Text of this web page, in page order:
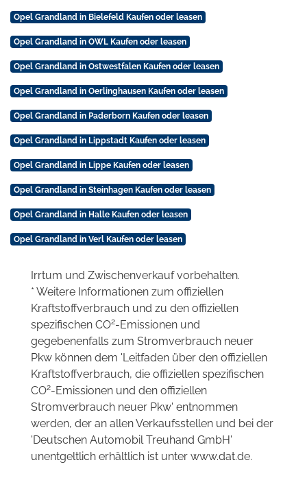
Opel Grandland in Bielefeld Kaufen oder leasen
Opel Grandland in OWL Kaufen oder leasen
Opel Grandland in Ostwestfalen Kaufen oder leasen
Opel Grandland in Oerlinghausen Kaufen oder leasen
Opel Grandland in Paderborn Kaufen oder leasen
Opel Grandland in Lippstadt Kaufen oder leasen
Opel Grandland in Lippe Kaufen oder leasen
Opel Grandland in Steinhagen Kaufen oder leasen
Opel Grandland in Halle Kaufen oder leasen
Opel Grandland in Verl Kaufen oder leasen
Irrtum und Zwischenverkauf vorbehalten.
* Weitere Informationen zum offiziellen
Kraftstoffverbrauch und zu den offiziellen
spezifischen CO2-Emissionen und
gegebenenfalls zum Stromverbrauch neuer
Pkw können dem 'Leitfaden über den offiziellen
Kraftstoffverbrauch, die offiziellen spezifischen
CO2-Emissionen und den offiziellen
Stromverbrauch neuer Pkw' entnommen
werden, der an allen Verkaufsstellen und bei der
'Deutschen Automobil Treuhand GmbH'
unentgeltlich erhältlich ist unter www.dat.de.